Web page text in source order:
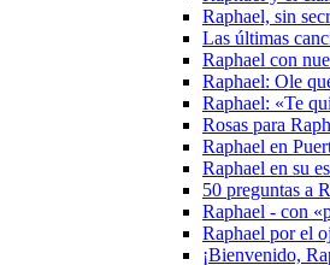
Raphael, sin
Las últimas
Raphael con
Raphael: Ole
Raphael: «Te
Rosas para
Raphael en
Raphael en su
50 preguntas a
Raphael - con
Raphael por el
¡Bienvenido,